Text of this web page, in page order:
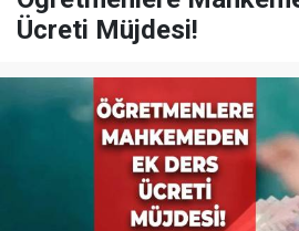
Ücreti Müjdesi!